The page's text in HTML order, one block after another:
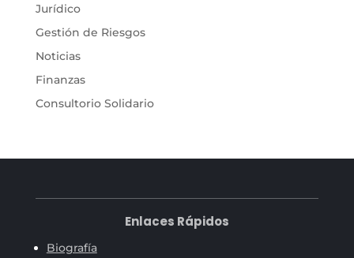
Jurídico
Gestión de Riesgos
Noticias
Finanzas
Consultorio Solidario
Enlaces Rápidos
Biografía